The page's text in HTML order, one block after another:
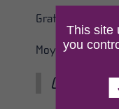
Gratuit pour les
Moyens de
This site
you